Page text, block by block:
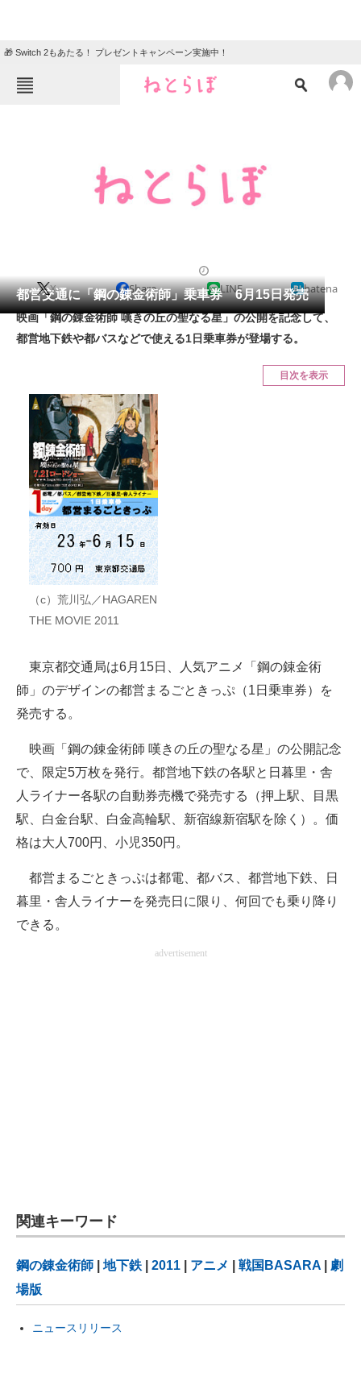
🎁 Switch 2もあたる！ プレゼントキャンペーン実施中！
クイズ
地域
会員記事
メディア
ITの今と未来を見通す
スマホと通信の最新トレンド
進化するPCとデバイスの未来
好きが集まる 比べて選べる
ビジネスと働き方のヒント
AI活用のいまが分かる
企業ITのトレンドを詳説
マーケ×ITの今がよく分かる
ITエンジニア向け専門サイト
企業向けIT製品の総合サイト
IT製品の技術・比較・事例
製造業のIT導入・活用を支援
モノづくり技術者専門サイト
エレクトロニクス専門サイト
エネルギーの専門メディア
都営交通に「鋼の錬金術師」乗車券 6月15日発売
X Share LINE hatena
映画「鋼の錬金術師 嘆きの丘の聖なる星」の公開を記念して、
都営地下鉄や都バスなどで使える1日乗車券が登場する。
目次を表示
（c）荒川弘／HAGAREN
THE MOVIE 2011
東京都交通局は6月15日、人気アニメ「鋼の錬金術
師」のデザインの都営まるごときっぷ（1日乗車券）を
発売する。
映画「鋼の錬金術師 嘆きの丘の聖なる星」の公開記念
で、限定5万枚を発行。都営地下鉄の各駅と日暮里・舎
人ライナー各駅の自動券売機で発売する（押上駅、目黒
駅、白金台駅、白金高輪駅、新宿線新宿駅を除く）。価
格は大人700円、小児350円。
都営まるごときっぷは都電、都バス、都営地下鉄、日
暮里・舎人ライナーを発売日に限り、何回でも乗り降り
できる。
advertisement
関連キーワード
鋼の錬金術師 地下鉄 2011 アニメ 戦国BASARA
劇
場版
ニュースリリース